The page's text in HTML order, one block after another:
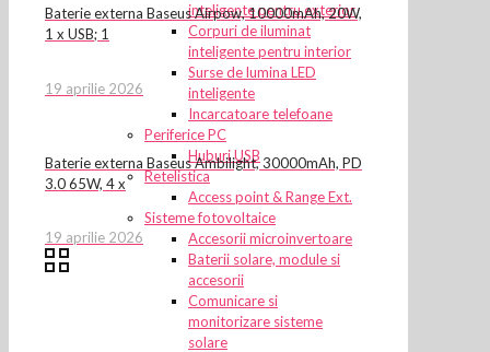
inteligente pentru exterior
Corpuri de iluminat
inteligente pentru interior
Surse de lumina LED
inteligente
Incarcatoare telefoane
Periferice PC
Huburi USB
Retelistica
Access point & Range Ext.
Sisteme fotovoltaice
Accesorii microinvertoare
Baterii solare, module si
accesorii
Comunicare si
monitorizare sisteme
solare
Baterie externa Baseus Airpow, 10000mAh, 20W,
1 x USB; 1
19 aprilie 2026
Baterie externa Baseus Ambilight, 30000mAh, PD
3.0 65W, 4 x
19 aprilie 2026